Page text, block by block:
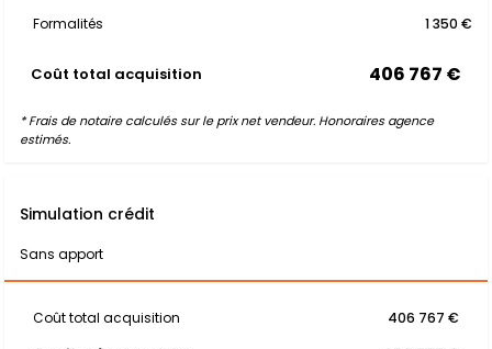
Formalités
1 350 €
Coût total acquisition 406 767 €
* Frais de notaire calculés sur le prix net vendeur. Honoraires agence
estimés.
Simulation crédit
Sans apport
Coût total acquisition 406 767 €